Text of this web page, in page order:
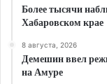
Более тысячи
Хабаровском крае
8 августа, 2026
Демешин ввел
на Амуре